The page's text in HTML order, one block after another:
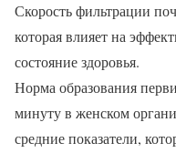
Скорость фильтрации
которая влияет на
состояние здоровья.
Норма образования
минуту в женском
средние показатели,